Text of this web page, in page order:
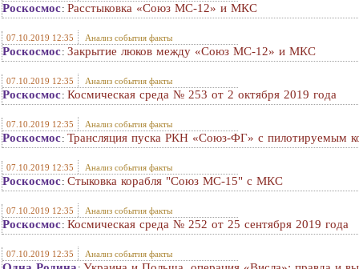
Роскосмос: Расстыковка «Союз МС-12» и МКС
07.10.2019 12:35 Анализ события факты
Роскосмос: Закрытие люков между «Союз МС-12» и МКС
07.10.2019 12:35 Анализ события факты
Роскосмос: Космическая среда № 253 от 2 октября 2019 года
07.10.2019 12:35 Анализ события факты
Роскосмос: Трансляция пуска РКН «Союз-ФГ» с пилотируемым
07.10.2019 12:35 Анализ события факты
Роскосмос: Стыковка корабля "Союз МС-15" с МКС
07.10.2019 12:35 Анализ события факты
Роскосмос: Космическая среда № 252 от 25 сентября 2019 года
07.10.2019 12:35 Анализ события факты